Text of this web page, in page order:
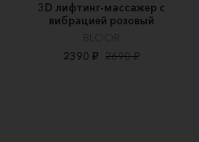
3D лифтинг-массажер с
вибрацией розовый
BLOOR
2390 ₽ 2690 ₽